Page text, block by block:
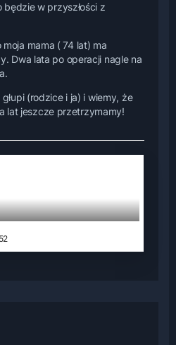
będzie w przyszłości z
mama ( 74 lat) ma
Dwa lata po operacji nagle na
(rodzice i ja) i wiemy, że
lat jeszcze przetrzymamy!